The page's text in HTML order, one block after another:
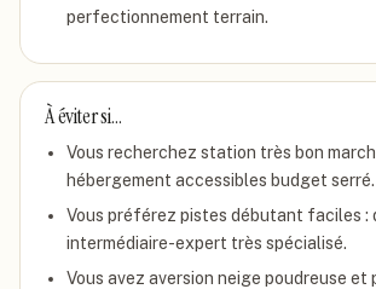
perfectionnement terrain.
À éviter si…
Vous recherchez station très bon
hébergement accessibles budget serré.
Vous préférez pistes débutant faciles :
intermédiaire-expert très spécialisé.
Vous avez aversion neige poudreuse et